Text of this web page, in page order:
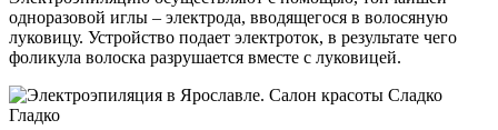
одноразовой иглы – электрода, вводящегося в волосяную
луковицу. Устройство подает электроток, в результате чего
фоликула волоска разрушается вместе с луковицей.